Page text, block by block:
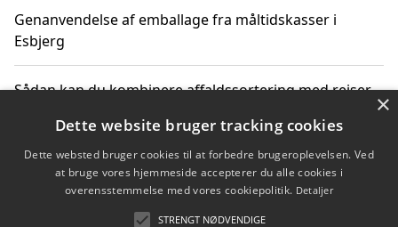
Genanvendelse af emballage fra måltidskasser i
Esbjerg
Sådan kan du kombinere affaldssortering med rejser
Hvordan affaldssortering kan bidrage til co2 reduktion
×
Dette website bruger tracking cookies
Dette websted bruger cookies til at forbedre brugeroplevelsen. Ved
at bruge vores hjemmeside accepterer du alle cookies i
overensstemmelse med vores cookiepolitik. Detaljer
STRENGT NØDVENDIGE